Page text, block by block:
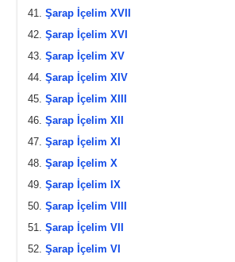
Şarap İçelim XVII
Şarap İçelim XVI
Şarap İçelim XV
Şarap İçelim XIV
Şarap İçelim XIII
Şarap İçelim XII
Şarap İçelim XI
Şarap İçelim X
Şarap İçelim IX
Şarap İçelim VIII
Şarap İçelim VII
Şarap İçelim VI